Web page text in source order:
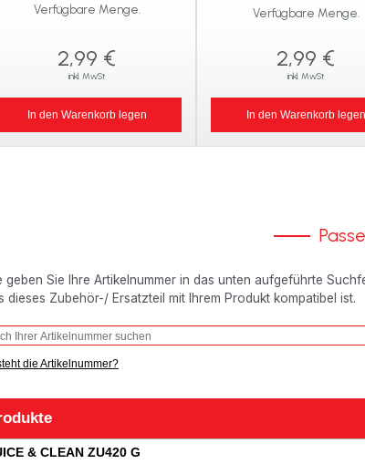
Verfügbare Menge.
2,99 €
inkl. MwSt
In den Warenkorb legen
Verfügbare Menge.
2,99 €
inkl. MwSt
In den Warenkorb legen
geben Sie Ihre Artikelnummer in das unten aufgeführte
dieses Zubehör-/ Ersatzteil mit Ihrem Produkt kompatibel ist.
die Artikelnummer?
& CLEAN ZU420 G